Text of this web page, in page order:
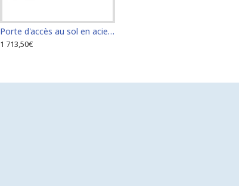
Porte d'accès au sol en acier inoxydable 60 cm x 120 cm pour intérieur et extérieur
1 713,50€